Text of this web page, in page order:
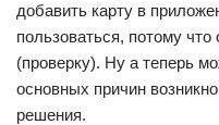
добавить карту в
пользоваться, потому
(проверку). Ну а теперь
основных причин
решения.